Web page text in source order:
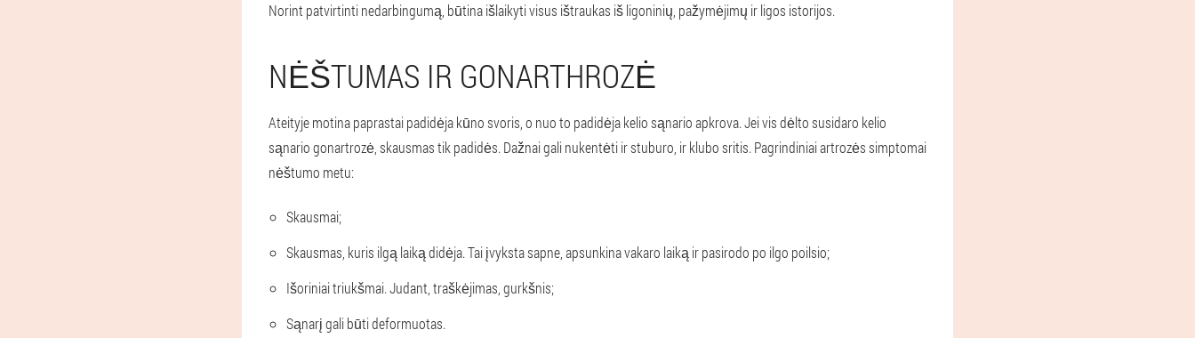
Norint patvirtinti nedarbingumą, būtina išlaikyti visus ištraukas iš ligoninių, pažymėjimų ir ligos istorijos.
NĖŠTUMAS IR GONARTHROZĖ
Ateityje motina paprastai padidėja kūno svoris, o nuo to padidėja kelio sąnario apkrova. Jei vis dėlto susidaro kelio
sąnario gonartrozė, skausmas tik padidės. Dažnai gali nukentėti ir stuburo, ir klubo sritis. Pagrindiniai artrozės simptomai
nėštumo metu:
Skausmai;
Skausmas, kuris ilgą laiką didėja. Tai įvyksta sapne, apsunkina vakaro laiką ir pasirodo po ilgo poilsio;
Išoriniai triukšmai. Judant, traškėjimas, gurkšnis;
Sąnarį gali būti deformuotas.